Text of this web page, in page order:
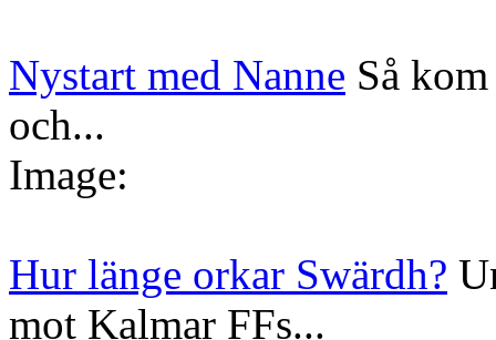
Nystart med Nanne Så
och...
Image:
Hur länge orkar Swärdh?
mot Kalmar FFs...